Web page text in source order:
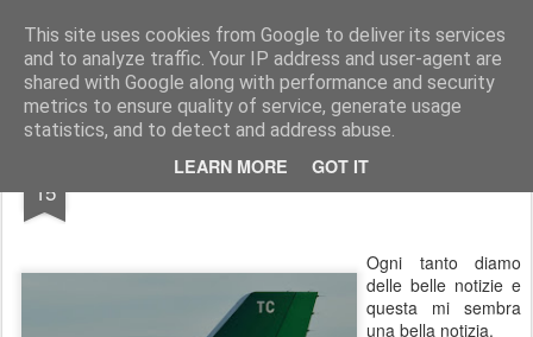
This site uses cookies from Google to deliver its services
and to analyze traffic. Your IP address and user-agent are
shared with Google along with performance and security
metrics to ensure quality of service, generate usage
statistics, and to detect and address abuse.
LEARN MORE GOT IT
Simple Crs Blog Curiosità e notizie dal mondo delle compagnie aeree
Pages
15 Accordo tra Alitalia e Humanitas
Ogni tanto diamo
delle belle notizie e
questa mi sembra
una bella notizia.